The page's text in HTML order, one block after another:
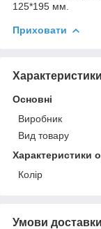
125*195 мм.
Приховати
Характеристики
Основні
Виробник
Вид товару
Характеристики
Колір
Умови доставки